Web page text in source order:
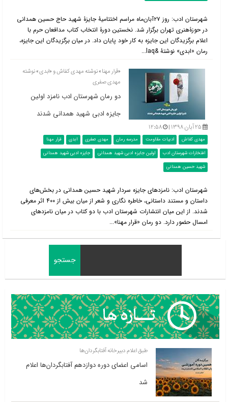
شهرستان ادب: روز ۲۷آبان‌ماه مراسم اختتامیۀ جایزۀ شهید حاج حسین همدانی
در حوزۀ‌هنری تهران برگزار شد. نخستین دورۀ انتخاب کتاب مدافعان حرم با
اعلام برگزیدگان این جایزه به کار خود پایان داد. در میان برگزیدگان این جایزه،
رمان «ابدی» نوشتۀ &laq...
«قرار مهنا» نوشته مهدی کفاش و «ابدی» نوشته
مهدی صفری
دو رمان شهرستان ادب نامزد اولین
جایزه ادبی شهید همدانی شدند
۲۵ آبان ۱۳۹۸ | ۱۲:۵۸
مهدی کفاش ادبیات مقاومت مدرسه رمان مهدی صفری ابدی
قرار مهنا
افتخارات شهرستان ادب
اولین جایزه ادبی شهید همدانی
جایزه ادبی شهید همدانی
شهید حسین همدانی
شهرستان ادب: نامزد‌های جایزه سردار شهید حسین همدانی در بخش‌های
داستان و مستند داستانی، خاطره نگاری و شعر از میان بیش از ۴۰۰ اثر معرفی
شدند. از این میان انتشارات شهرستان ادب با دو کتاب در میان نامزدهای
امسال حضور دارد. دو رمان «قرار مهنا»...
طبق اعلام دبیرخانه آفتابگردان‌ها
اسامی اعضای دوره دوازدهم آفتابگردان‌ها اعلام
شد